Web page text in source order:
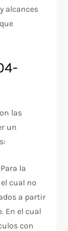
alcances
las
un
la
cual no
a partir
En el cual
con